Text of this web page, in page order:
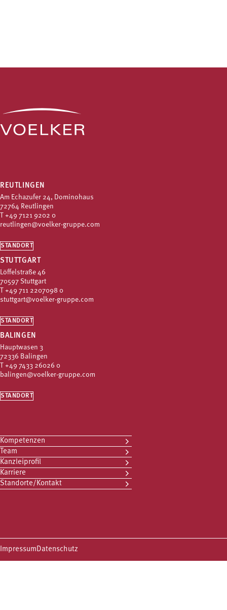
REUTLINGEN
Am Echazufer 24, Dominohaus
72764 Reutlingen
T +49 7121 9202 0
reutlingen@voelker-gruppe.com
STANDORT
STUTTGART
Löffelstraße 46
70597 Stuttgart
T +49 711 2207098 0
stuttgart@voelker-gruppe.com
STANDORT
BALINGEN
Hauptwasen 3
72336 Balingen
T +49 7433 26026 0
balingen@voelker-gruppe.com
STANDORT
Kompetenzen
Team
Kanzleiprofil
Karriere
Standorte/Kontakt
Impressum Datenschutz